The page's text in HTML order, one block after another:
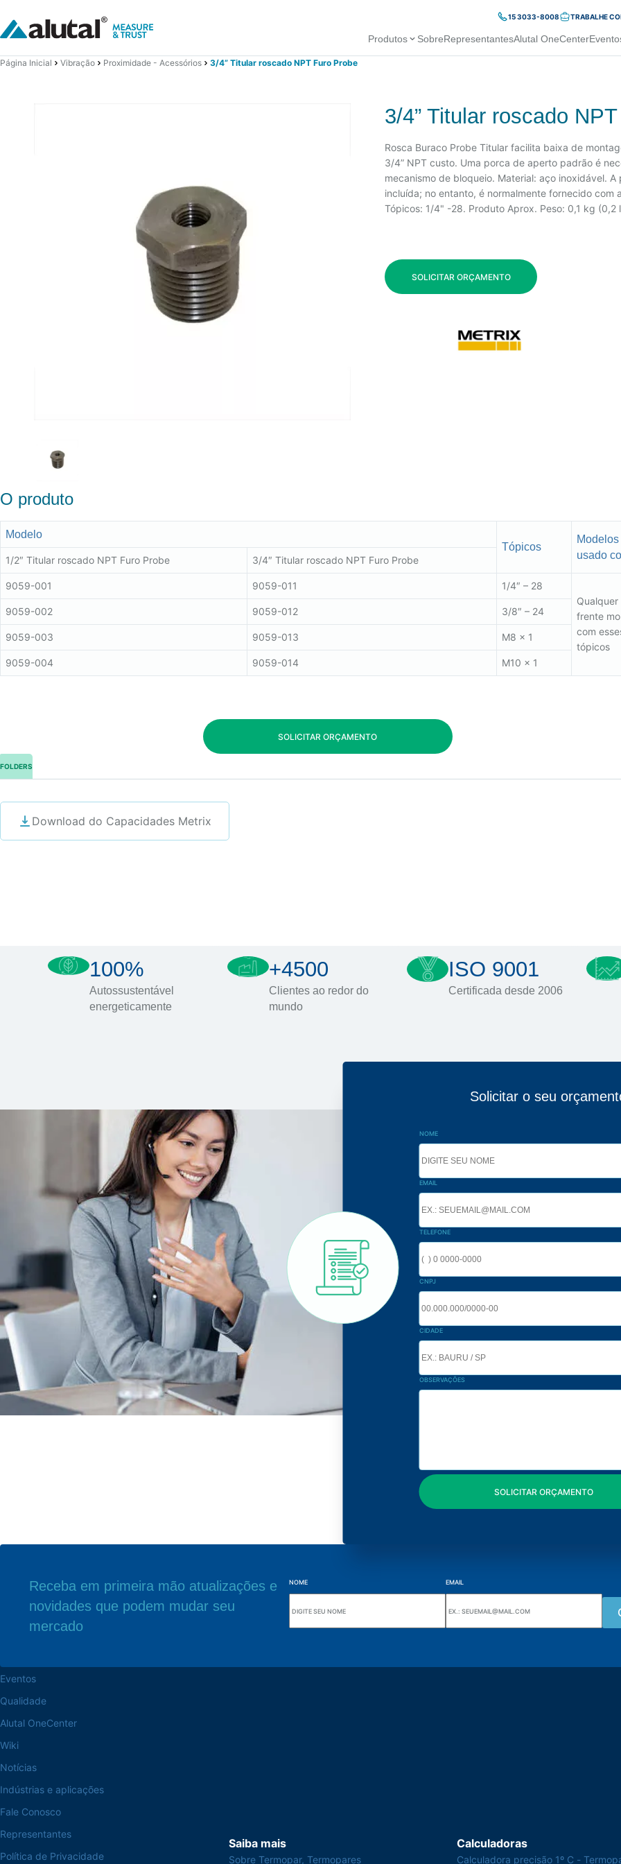
15 3033-8008 TRABALHE
Produtos SobreRepresentantesAlutal OneCenter
Página Inicial Vibração Proximidade - Acessórios 3/4” Titular roscado NPT Furo Probe
3/4” Titular roscado
Rosca Buraco Probe Titular facilita baixa de
3/4” NPT custo. Uma porca de aperto padrão é
mecanismo de bloqueio. Material: aço inoxidável.
incluída; no entanto, é normalmente fornecido com
Tópicos: 1/4" -28. Produto Aprox. Peso: 0,1 kg (0,2
SOLICITAR ORÇAMENTO
O produto
Modelo
Tópicos
Modelos
usado
1/2″ Titular roscado NPT Furo Probe 3/4″ Titular roscado NPT Furo Probe
9059-001 9059-011
1/4″ – 28
frente
com
tópicos
9059-002 9059-012 3/8″ – 24
9059-003 9059-013 M8 x 1
9059-004 9059-014 M10 x 1
SOLICITAR ORÇAMENTO
FOLDERS
Download do Capacidades Metrix
100%
Autossustentável
energeticamente
+4500
Clientes ao redor do
mundo
ISO 9001
Certificada desde 2006
Solicitar o seu
NOME
EMAIL
TELEFONE
CNPJ
CIDADE
OBSERVAÇÕES
Receba em primeira mão atualizações e
novidades que podem mudar seu
mercado
NOME EMAIL
Navegue pelo site
Sobre a Alutal
Eventos
Qualidade
Alutal OneCenter
Wiki
Notícias
Indústrias e aplicações
Fale Conosco
Representantes
Política de Privacidade
Saiba mais
Sobre Termopar, Termopares
Wiki Alutal
Calculadoras
Calculadora precisão 1º C -